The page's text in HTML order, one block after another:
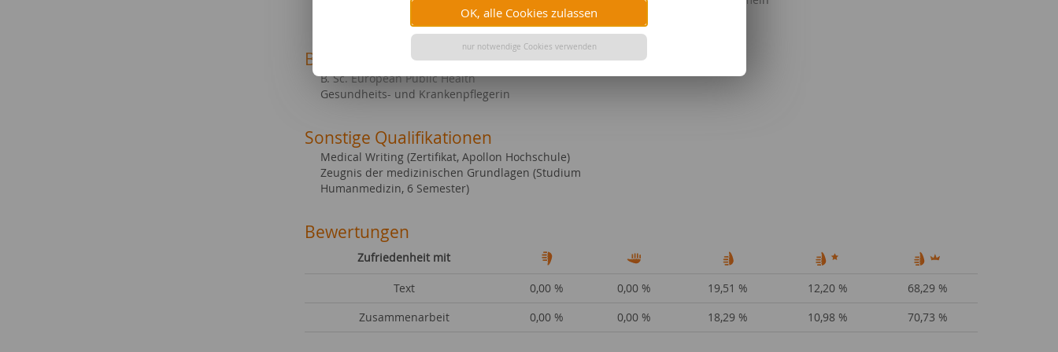
OK, alle Cookies zulassen
nur notwendige Cookies verwenden
Berufliche Abschlüsse
B. Sc. European Public Health
Gesundheits- und Krankenpflegerin
Sonstige Qualifikationen
Medical Writing (Zertifikat, Apollon Hochschule)
Zeugnis der medizinischen Grundlagen (Studium
Humanmedizin, 6 Semester)
Bewertungen
Zufriedenheit mit
Text 0,00 % 0,00 % 19,51 % 12,20 %
68,29 %
Zusammenarbeit
0,00 % 0,00 % 18,29 % 10,98 % 70,73 %